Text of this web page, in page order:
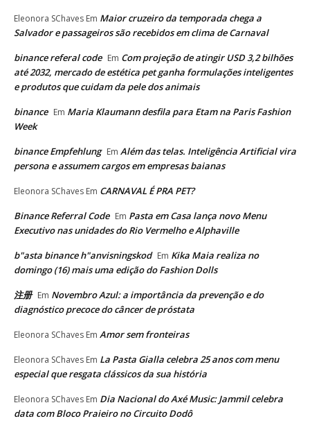
Eleonora SChaves Em Maior cruzeiro da temporada chega a
Salvador e passageiros são recebidos em clima de Carnaval
binance referal code Em Com projeção de atingir USD 3,2 bilhões
até 2032, mercado de estética pet ganha formulações inteligentes
e produtos que cuidam da pele dos animais
binance Em Maria Klaumann desfila para Etam na Paris Fashion
Week
binance Empfehlung Em Além das telas. Inteligência Artificial vira
persona e assumem cargos em empresas baianas
Eleonora SChaves Em CARNAVAL É PRA PET?
Binance Referral Code Em Pasta em Casa lança novo Menu
Executivo nas unidades do Rio Vermelho e Alphaville
b"asta binance h"anvisningskod Em Kika Maia realiza no
domingo (16) mais uma edição do Fashion Dolls
注册 Em Novembro Azul: a importância da prevenção e do
diagnóstico precoce do câncer de próstata
Eleonora SChaves Em Amor sem fronteiras
Eleonora SChaves Em La Pasta Gialla celebra 25 anos com menu
especial que resgata clássicos da sua história
Eleonora SChaves Em Dia Nacional do Axé Music: Jammil celebra
data com Bloco Praieiro no Circuito Dodô